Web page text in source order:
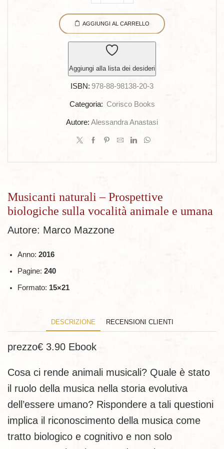
naturali
-
biologiche
sulla
vocalità
animale
e
umana
AGGIUNGI AL CARRELLO
Aggiungi alla lista dei desideri
ISBN: 978-88-98138-20-3
Categoria: Corisco Books
Autore: Alessandra Anastasi
Musicanti naturali – Prospettive
biologiche sulla vocalità animale e umana
Autore: Marco Mazzone
Anno: 2016
Pagine: 240
Formato: 15×21
DESCRIZIONE RECENSIONI CLIENTI
prezzo€ 3.90 Ebook
Cosa ci rende animali musicali? Quale è stato
il ruolo della musica nella storia evolutiva
dell’essere umano? Rispondere a tali questioni
implica il riconoscimento della musica come
tratto biologico e cognitivo e non solo